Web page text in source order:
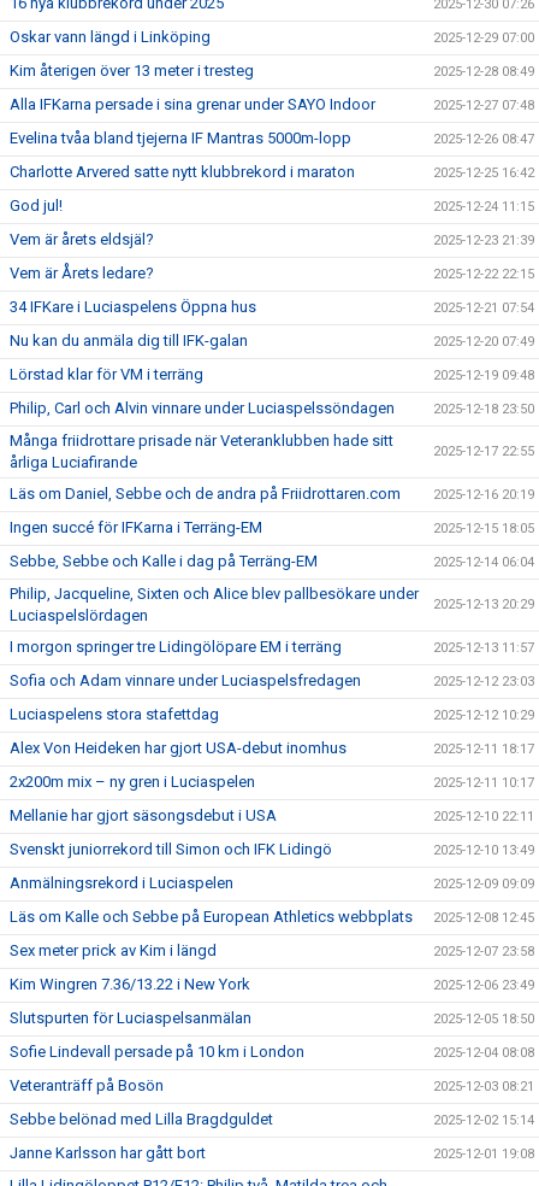
2025-12-30 07:26
Oskar vann längd i Linköping 2025-12-29 07:00
Kim återigen över 13 meter i tresteg 2025-12-28 08:49
Alla IFKarna persade i sina grenar under SAYO Indoor 2025-12-27 07:48
Evelina tvåa bland tjejerna IF Mantras 5000m-lopp 2025-12-26 08:47
Charlotte Arvered satte nytt klubbrekord i maraton 2025-12-25 16:42
God jul! 2025-12-24 11:15
Vem är årets eldsjäl? 2025-12-23 21:39
Vem är Årets ledare? 2025-12-22 22:15
34 IFKare i Luciaspelens Öppna hus 2025-12-21 07:54
Nu kan du anmäla dig till IFK-galan 2025-12-20 07:49
Lörstad klar för VM i terräng 2025-12-19 09:48
Philip, Carl och Alvin vinnare under Luciaspelssöndagen 2025-12-18 23:50
Många friidrottare prisade när Veteranklubben hade sitt
årliga Luciafirande
2025-12-17 22:55
Läs om Daniel, Sebbe och de andra på Friidrottaren.com 2025-12-16 20:19
Ingen succé för IFKarna i Terräng-EM 2025-12-15 18:05
Sebbe, Sebbe och Kalle i dag på Terräng-EM 2025-12-14 06:04
Philip, Jacqueline, Sixten och Alice blev pallbesökare under
Luciaspelslördagen
2025-12-13 20:29
I morgon springer tre Lidingölöpare EM i terräng 2025-12-13 11:57
Sofia och Adam vinnare under Luciaspelsfredagen 2025-12-12 23:03
Luciaspelens stora stafettdag 2025-12-12 10:29
Alex Von Heideken har gjort USA-debut inomhus 2025-12-11 18:17
2x200m mix – ny gren i Luciaspelen 2025-12-11 10:17
Mellanie har gjort säsongsdebut i USA 2025-12-10 22:11
Svenskt juniorrekord till Simon och IFK Lidingö 2025-12-10 13:49
Anmälningsrekord i Luciaspelen 2025-12-09 09:09
Läs om Kalle och Sebbe på European Athletics webbplats 2025-12-08 12:45
Sex meter prick av Kim i längd 2025-12-07 23:58
Kim Wingren 7.36/13.22 i New York 2025-12-06 23:49
Slutspurten för Luciaspelsanmälan 2025-12-05 18:50
Sofie Lindevall persade på 10 km i London 2025-12-04 08:08
Veteranträff på Bosön 2025-12-03 08:21
Sebbe belönad med Lilla Bragdguldet 2025-12-02 15:14
Janne Karlsson har gått bort 2025-12-01 19:08